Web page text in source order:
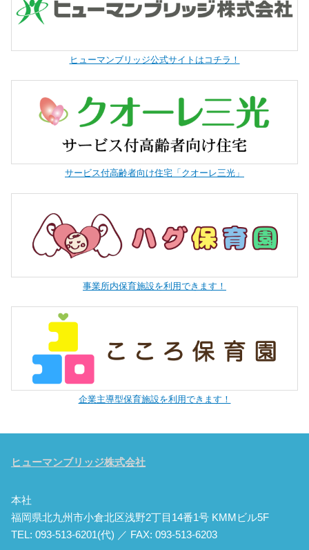
ヒューマンブリッジ公式サイトはコチラ！
サービス付高齢者向け住宅「クオーレ三光」
事業所内保育施設を利用できます！
企業主導型保育施設を利用できます！
ヒューマンブリッジ株式会社
本社
福岡県北九州市小倉北区浅野2丁目14番1号 KMMビル5F
TEL: 093-513-6201(代) ／ FAX: 093-513-6203